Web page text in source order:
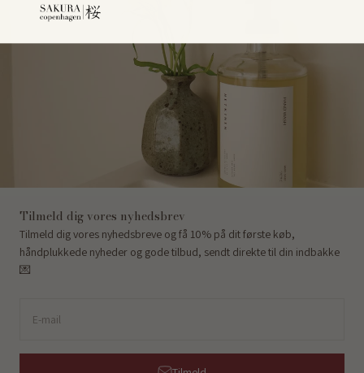
Tilmeld dig vores nyhedsbrev
Tilmeld dig vores nyhedsbreve og få 10% på dit første køb,
håndplukkede nyheder og gode tilbud, sendt direkte til din indbakke
💌
E-mail